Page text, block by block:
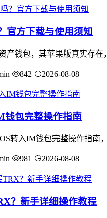
官方下载与使用须知
产钱包，其苹果版真实存
842 2026-08-08
钱包完整操作指南
转入IM钱包完整操作指南
981 2026-08-08
？新手详细操作教程